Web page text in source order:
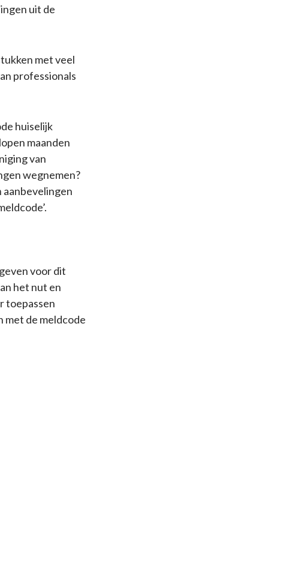
uit de
met veel
professionals
huiselijk
maanden
van
wegnemen?
aanbevelingen
voor dit
het nut en
toepassen
met de meldcode